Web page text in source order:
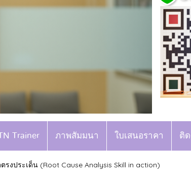
Trainer ภาพสัมมนา ใบเสนอราคา ติด
งประเด็น (Root Cause Analysis Skill in action)